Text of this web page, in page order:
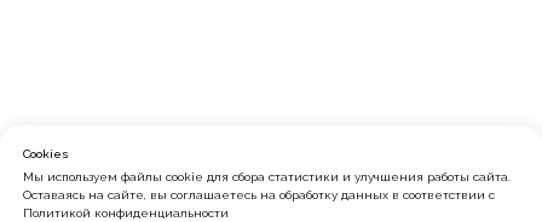
Cookies
Мы используем файлы cookie для сбора статистики и улучшения работы сайта.
Оставаясь на сайте, вы соглашаетесь на обработку данных в соответствии с
Политикой конфиденциальности